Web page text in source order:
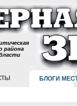
района
БЛОГИ